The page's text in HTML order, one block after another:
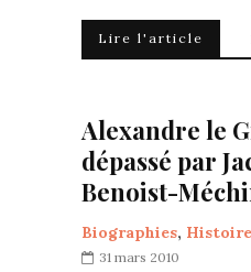
Lire l'article
Alexandre le
dépassé par
Benoist-
Biographies,
31 mars 2010